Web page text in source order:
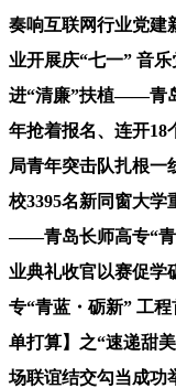
奏响互联网行业党建
业开展庆“七一” 音
进“清廉”扶植——青
年抢着报名、连开18
局青年突击队扎根一
校3395名新同窗大
——青岛长师高专“青
业典礼收官以赛促
专“青蓝・砺新” 工
单打算】之“速递甜
场联谊结交勾当成功